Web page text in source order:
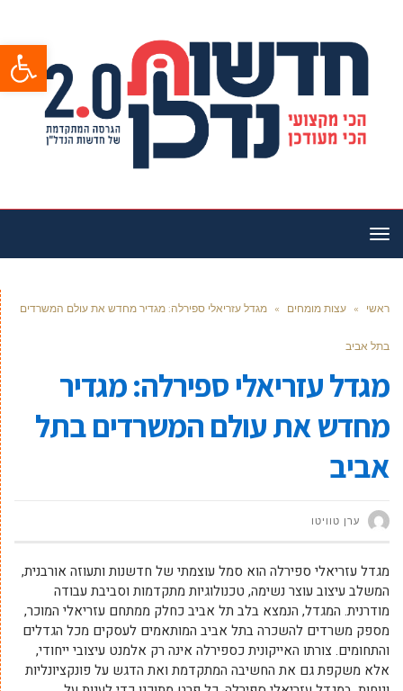
פתח
תפריט
ראשי » עצות מומחים » מגדל עזריאלי ספירלה: מגדיר מחדש את עולם המשרדים
בתל אביב
מגדל עזריאלי ספירלה: מגדיר
מחדש את עולם המשרדים בתל
אביב
ערן טוויטו
מגדל עזריאלי ספירלה הוא סמל עוצמתי של חדשנות ותעוזה אורבנית,
המשלב עיצוב עוצר נשימה, טכנולוגיות מתקדמות וסביבת עבודה
מודרנית. המגדל, הנמצא בלב תל אביב כחלק ממתחם עזריאלי המוכר,
מספק משרדים להשכרה בתל אביב המותאמים לעסקים מכל הגדלים
והתחומים. צורתו האייקונית כספירלה אינה רק אלמנט עיצובי ייחודי,
אלא משקפת גם את החשיבה המתקדמת ואת הדגש על פונקציונליות